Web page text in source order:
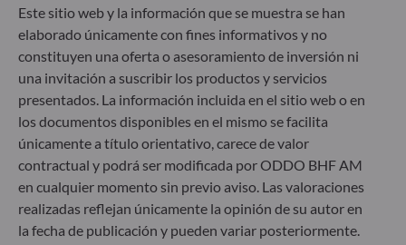
corporativo) en su proceso de toma de decisiones
de inversión. Artículo 9: El equipo de gestión
persigue un objetivo de inversión estrictamente
sostenible que contribuye de forma significativa a
los desafíos de la transición ecológica y aborda los
riesgos de sostenibilidad mediante las
calificaciones proporcionadas por el proveedor de
datos ESG externo de la Sociedad gestora.
Este sitio web y la información que se muestra se han
elaborado únicamente con fines informativos y no
constituyen una oferta o asesoramiento de inversión ni
una invitación a suscribir los productos y servicios
presentados. La información incluida en el sitio web o en
los documentos disponibles en el mismo se facilita
únicamente a título orientativo, carece de valor
contractual y podrá ser modificada por ODDO BHF AM
en cualquier momento sin previo aviso. Las valoraciones
realizadas reflejan únicamente la opinión de su autor en
la fecha de publicación y pueden variar posteriormente.